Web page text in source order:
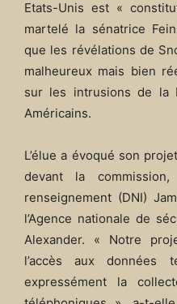
Etats-Unis est «
martelé la sénatrice
que les révélations de
malheureux mais bien
sur les intrusions de la
Américains.
L’élue a évoqué son
devant la
renseignement (DNI)
l’Agence nationale de
Alexander. « Notre
l’accès aux données
expressément la